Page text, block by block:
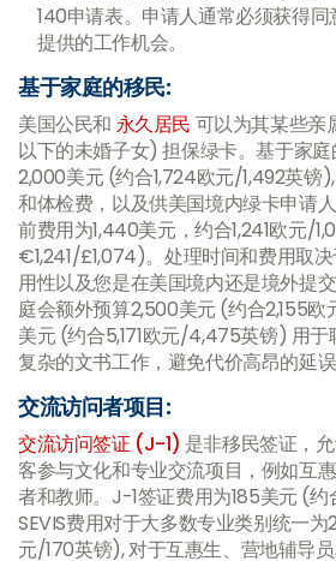
140申请表。申请人通常必须获得
提供的工作机会。
基于家庭的移民:
美国公民和 永久居民 可以为其某些亲
以下的未婚子女) 担保绿卡。基于家
2,000美元 (约合1,724欧元/1,492英镑
和体检费，以及供美国境内绿卡申请
前费用为1,440美元，约合1,241欧元/
€1,241/£1,074)。处理时间和费用取
用性以及您是在美国境内还是境外提
庭会额外预算2,500美元 (约合2,155
美元 (约合5,171欧元/4,475英镑) 用
复杂的文书工作，避免代价高昂的延误
交流访问者项目:
交流访问签证 (J-1) 是非移民签证，
客参与文化和专业交流项目，例如互
者和教师。J-1签证费用为185美元 (约
SEVIS费用对于大多数专业类别统一
元/170英镑), 对于互惠生、营地辅导